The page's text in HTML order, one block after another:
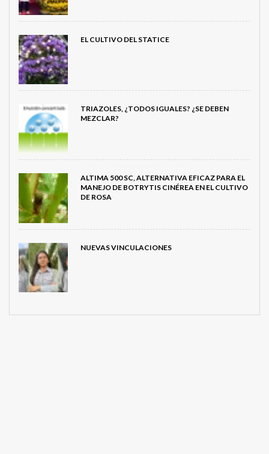
EL CULTIVO DEL STATICE
TRIAZOLES, ¿TODOS IGUALES? ¿SE DEBEN
MEZCLAR?
ALTIMA 500 SC, ALTERNATIVA EFICAZ PARA EL
MANEJO DE BOTRYTIS CINÉREA EN EL CULTIVO
DE ROSA
NUEVAS VINCULACIONES